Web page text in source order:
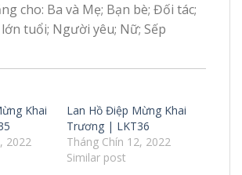
cho: Ba và Mẹ; Bạn bè; Đối tác;
tuổi; Người yêu; Nữ; Sếp
Khai
2022
Lan Hồ Điệp Mừng Khai
Trương | LKT36
Tháng Chín 12, 2022
Similar post